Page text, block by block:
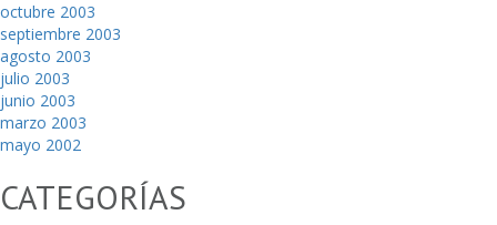
octubre 2003
septiembre 2003
agosto 2003
julio 2003
junio 2003
marzo 2003
mayo 2002
CATEGORÍAS